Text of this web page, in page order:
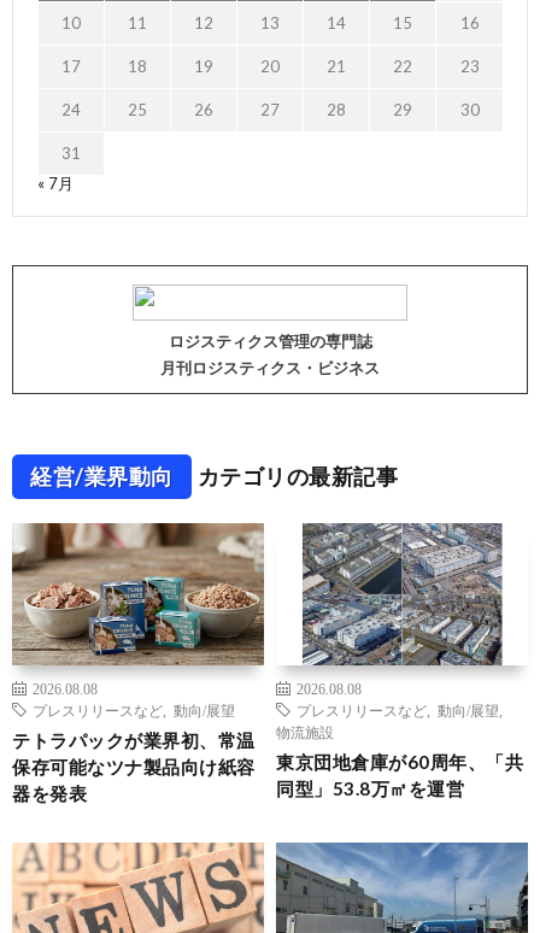
10 11 12 13 14 15 16
17 18 19 20 21 22 23
24 25 26 27 28 29 30
31
« 7月
ロジスティクス管理の専門誌
月刊ロジスティクス・ビジネス
経営/業界動向 カテゴリの最新記事
2026.08.08
プレスリリースなど
動向/展望
テトラパックが業界初、常温
保存可能なツナ製品向け紙容
器を発表
2026.08.08
プレスリリースなど
動向/展望
物流施設
東京団地倉庫が60周年、「共
同型」53.8万㎡を運営